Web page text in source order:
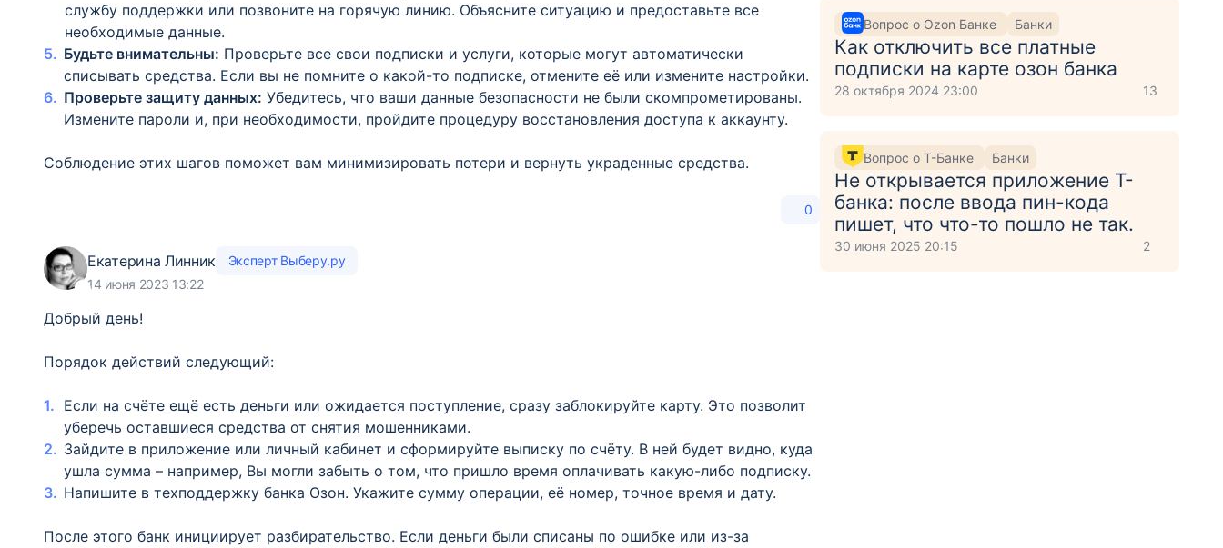
службу поддержки или позвоните на горячую линию. Объясните ситуацию и предоставьте все
необходимые данные.
Будьте внимательны: Проверьте все свои подписки и услуги, которые могут автоматически
списывать средства. Если вы не помните о какой-то подписке, отмените её или измените настройки.
Проверьте защиту данных: Убедитесь, что ваши данные безопасности не были скомпрометированы.
Измените пароли и, при необходимости, пройдите процедуру восстановления доступа к аккаунту.
Соблюдение этих шагов поможет вам минимизировать потери и вернуть украденные средства.
0
Екатерина Линник
Эксперт Выберу.ру
14 июня 2023 13:22
Добрый день!
Порядок действий следующий:
Если на счёте ещё есть деньги или ожидается поступление, сразу заблокируйте карту. Это позволит
уберечь оставшиеся средства от снятия мошенниками.
Зайдите в приложение или личный кабинет и сформируйте выписку по счёту. В ней будет видно, куда
ушла сумма – например, Вы могли забыть о том, что пришло время оплачивать какую-либо подписку.
Напишите в техподдержку банка Озон. Укажите сумму операции, её номер, точное время и дату.
После этого банк инициирует разбирательство. Если деньги были списаны по ошибке или из-за
Вопрос о Ozon Банке Банки
Как отключить все платные
подписки на карте озон банка
28 октября 2024 23:00 13
Вопрос о Т-Банке Банки
Не открывается приложение Т-
банка: после ввода пин-кода
пишет, что что-то пошло не так.
30 июня 2025 20:15 2